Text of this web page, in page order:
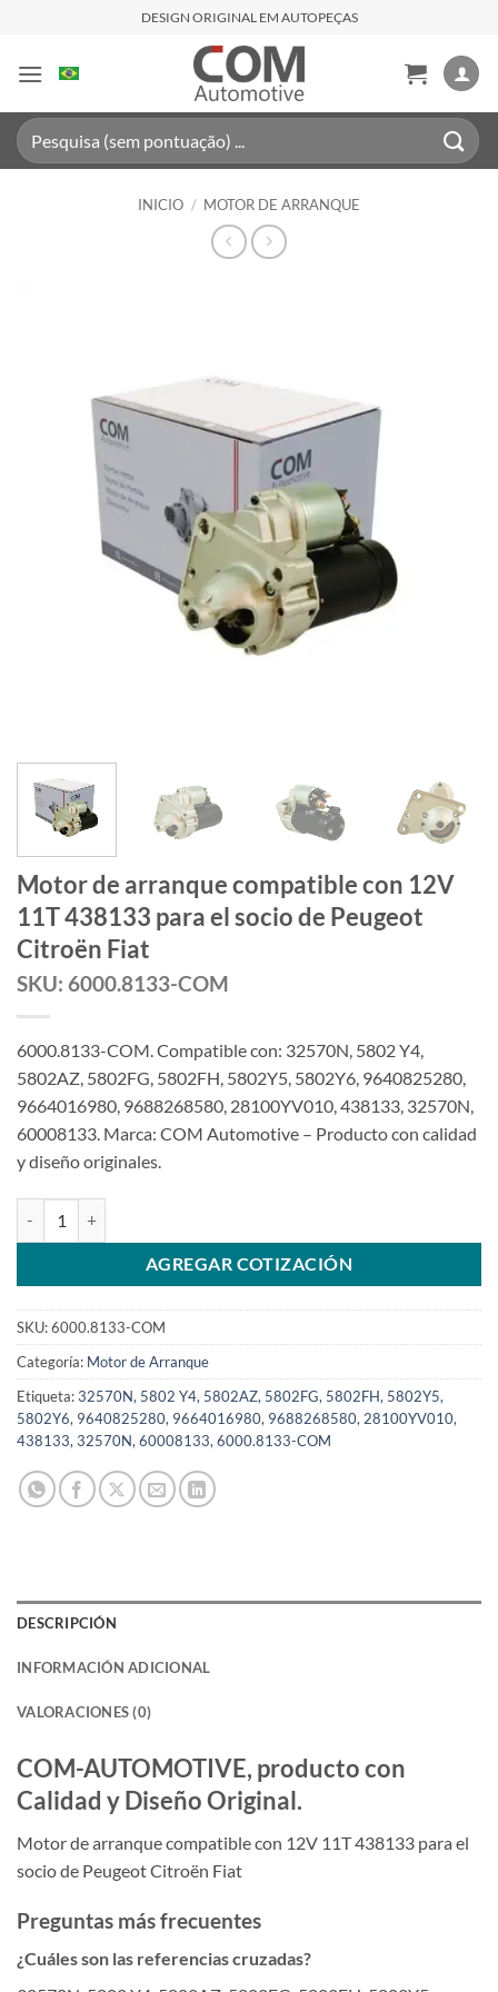
contenido
DESIGN ORIGINAL EM AUTOPEÇAS
Buscar
por:
INICIO / MOTOR DE ARRANQUE
Motor de arranque compatible con 12V
11T 438133 para el socio de Peugeot
Citroën Fiat
SKU: 6000.8133-COM
6000.8133-COM. Compatible con: 32570N, 5802 Y4,
5802AZ, 5802FG, 5802FH, 5802Y5, 5802Y6, 9640825280,
9664016980, 9688268580, 28100YV010, 438133, 32570N,
60008133. Marca: COM Automotive – Producto con calidad
y diseño originales.
AGREGAR COTIZACIÓN
SKU:6000.8133-COM
Categoría: Motor de Arranque
Etiqueta:32570N, 5802 Y4, 5802AZ, 5802FG, 5802FH, 5802Y5,
5802Y6, 9640825280, 9664016980, 9688268580, 28100YV010,
438133, 32570N, 60008133, 6000.8133-COM
DESCRIPCIÓN
INFORMACIÓN ADICIONAL
VALORACIONES (0)
COM-AUTOMOTIVE, producto con
Calidad y Diseño Original.
Motor de arranque compatible con 12V 11T 438133 para el
socio de Peugeot Citroën Fiat
Preguntas más frecuentes
¿Cuáles son las referencias cruzadas?